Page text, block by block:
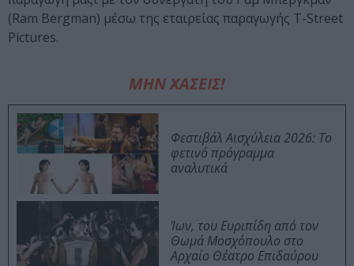
(Ram Bergman) μέσω της εταιρείας παραγωγής T-Street
Pictures.
ΜΗΝ ΧΑΣΕΙΣ!
Φεστιβάλ Αισχύλεια 2026: Το
φετινό πρόγραμμα
αναλυτικά
Ίων, του Ευριπίδη από τον
Θωμά Μοσχόπουλο στο
Αρχαίο Θέατρο Επιδαύρου